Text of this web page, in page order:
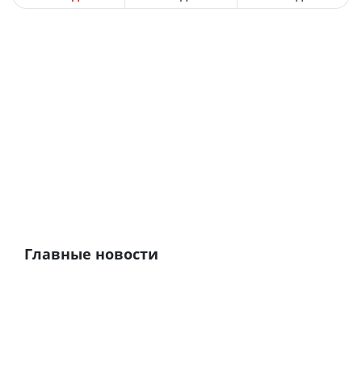
Главные новости